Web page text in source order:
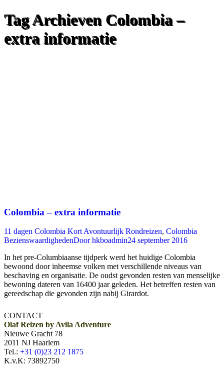
Tag Archieven Colombia –
extra informatie
Colombia – extra informatie
11 dagen Colombia Kort Avontuurlijk Rondreizen, Colombia
BezienswaardighedenDoorhkboadmin24 september 2016
In het pre-Columbiaanse tijdperk werd het huidige Colombia
bewoond door inheemse volken met verschillende niveaus van
beschaving en organisatie. De oudst gevonden resten van menselijke
bewoning dateren van 16400 jaar geleden. Het betreffen resten van
gereedschap die gevonden zijn nabij Girardot.
CONTACT
Olaf Reizen by Avila Adventure
Nieuwe Gracht 78
2011 NJ Haarlem
Tel.: +31 (0)23 212 1875
K.v.K: 73892750